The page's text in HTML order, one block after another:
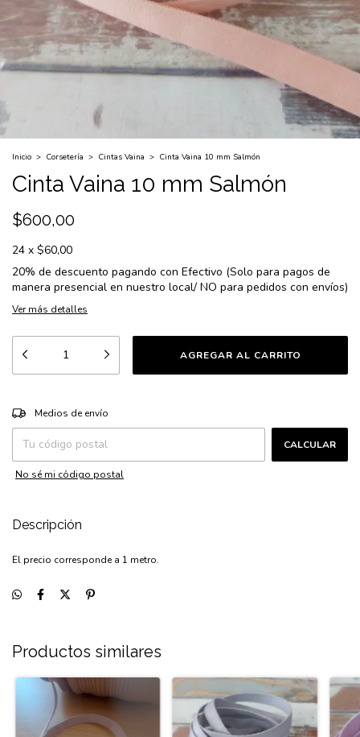
Inicio > Corsetería > Cintas Vaina > Cinta Vaina 10 mm Salmón
Cinta Vaina 10 mm Salmón
$600,00
24 x $60,00
20% de descuento pagando con Efectivo (Solo para pagos de
manera presencial en nuestro local/ NO para pedidos con envíos)
Ver más detalles
Entregas para el CP:
Medios de envío
CALCULAR
No sé mi código postal
Descripción
El precio corresponde a 1 metro.
Productos similares